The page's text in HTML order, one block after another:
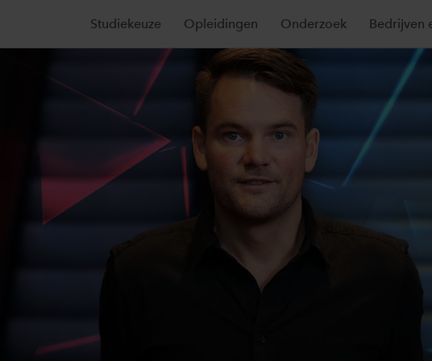
Studiekeuze Opleidingen Onderzoek Bedrijven